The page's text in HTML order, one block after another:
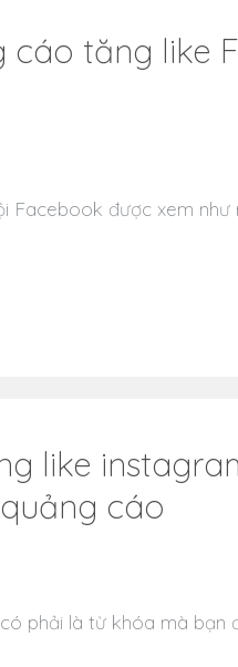
cáo tăng like
Facebook được xem
like
cáo
phải là từ khóa mà bạn